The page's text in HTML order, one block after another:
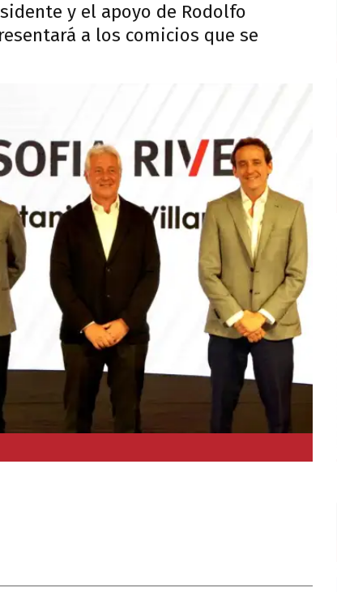
y el apoyo de Rodolfo
a los comicios que se